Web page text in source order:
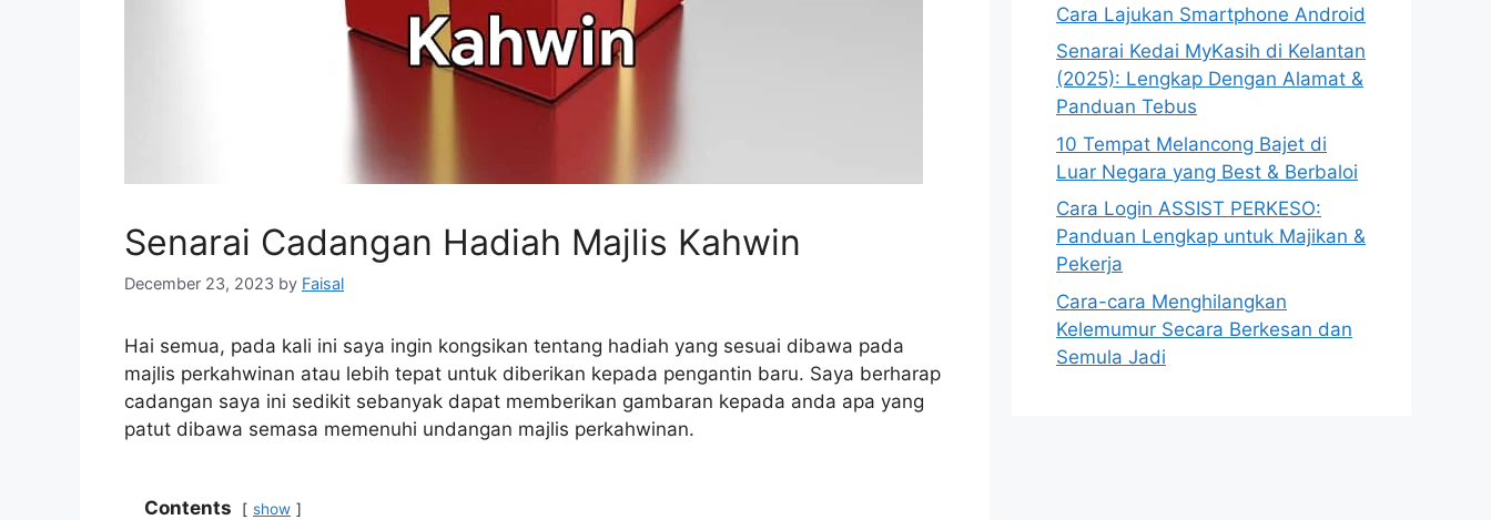
Senarai Cadangan Hadiah Majlis Kahwin
December 23, 2023 by Faisal
Hai semua, pada kali ini saya ingin kongsikan tentang hadiah yang sesuai dibawa pada
majlis perkahwinan atau lebih tepat untuk diberikan kepada pengantin baru. Saya berharap
cadangan saya ini sedikit sebanyak dapat memberikan gambaran kepada anda apa yang
patut dibawa semasa memenuhi undangan majlis perkahwinan.
Contents show
Cara Lajukan Smartphone Android
Senarai Kedai MyKasih di Kelantan
(2025): Lengkap Dengan Alamat &
Panduan Tebus
10 Tempat Melancong Bajet di
Luar Negara yang Best & Berbaloi
Cara Login ASSIST PERKESO:
Panduan Lengkap untuk Majikan &
Pekerja
Cara-cara Menghilangkan
Kelemumur Secara Berkesan dan
Semula Jadi